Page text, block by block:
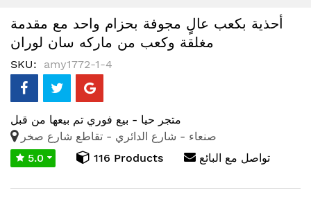
أحذية بكعب عالٍ مجوفة بحزام واحد مع مقدمة
مغلقة وكعب من ماركه سان لوران
SKU amy1772-1-4
تم بيعها من قبل متجر حيا - بيع فوري
صنعاء - شارع الدائري - تقاطع شارع صخر
5.0
116 Products تواصل مع البائع